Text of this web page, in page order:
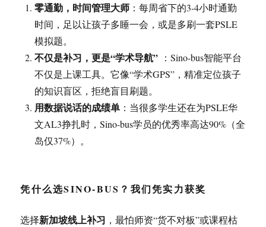
零通勤，时间管理大师 ：每周省下的3-4小时通勤
时间，足以让孩子多睡一会，或是多刷一套PSLE
模拟题。
不仅是补习，更是“学术导航” ：Sino-bus智能平台
不仅是上课工具。它像“学术GPS”，精准定位孩子
的知识盲区，拒绝盲目刷题。
用数据说话的成绩单 ：当很多学生还在为PSLE华
文AL3挣扎时，Sino-bus学员的优秀率高达90%（全
岛仅37%） 。
凭什么选SINO-BUS？我们凭实力获奖
选择新加坡线上补习 ，最怕师资“货不对板”或课程枯